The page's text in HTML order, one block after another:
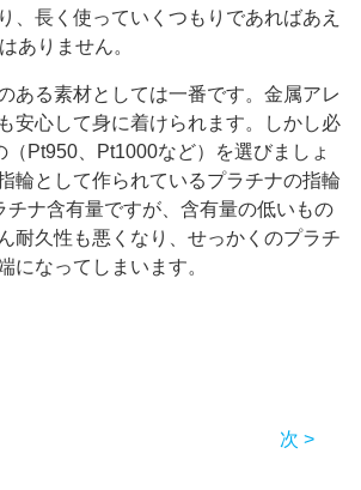
、長く使っていくつもりであればあえ
ありません。
ある素材としては一番です。金属アレ
安心して身に着けられます。しかし必
Pt950、Pt1000など）を選びましょ
輪として作られているプラチナの指輪
チナ含有量ですが、含有量の低いもの
耐久性も悪くなり、せっかくのプラチ
になってしまいます。
次 >